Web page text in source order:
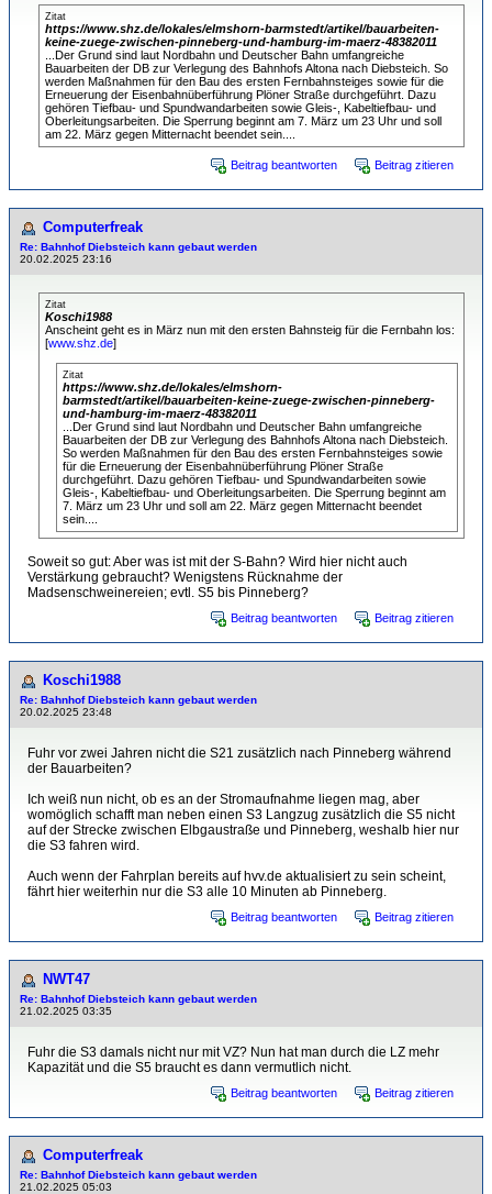
Zitat
https://www.shz.de/lokales/elmshorn-barmstedt/artikel/bauarbeiten-
keine-zuege-zwischen-pinneberg-und-hamburg-im-maerz-48382011
...Der Grund sind laut Nordbahn und Deutscher Bahn umfangreiche
Bauarbeiten der DB zur Verlegung des Bahnhofs Altona nach Diebsteich. So
werden Maßnahmen für den Bau des ersten Fernbahnsteiges sowie für die
Erneuerung der Eisenbahnüberführung Plöner Straße durchgeführt. Dazu
gehören Tiefbau- und Spundwandarbeiten sowie Gleis-, Kabeltiefbau- und
Oberleitungsarbeiten. Die Sperrung beginnt am 7. März um 23 Uhr und soll
am 22. März gegen Mitternacht beendet sein....
Beitrag beantworten Beitrag zitieren
Computerfreak
Re: Bahnhof Diebsteich kann gebaut werden
20.02.2025 23:16
Zitat
Koschi1988
Anscheint geht es in März nun mit den ersten Bahnsteig für die Fernbahn los:
[www.shz.de]
Zitat
https://www.shz.de/lokales/elmshorn-
barmstedt/artikel/bauarbeiten-keine-zuege-zwischen-pinneberg-
und-hamburg-im-maerz-48382011
...Der Grund sind laut Nordbahn und Deutscher Bahn umfangreiche
Bauarbeiten der DB zur Verlegung des Bahnhofs Altona nach Diebsteich.
So werden Maßnahmen für den Bau des ersten Fernbahnsteiges sowie
für die Erneuerung der Eisenbahnüberführung Plöner Straße
durchgeführt. Dazu gehören Tiefbau- und Spundwandarbeiten sowie
Gleis-, Kabeltiefbau- und Oberleitungsarbeiten. Die Sperrung beginnt am
7. März um 23 Uhr und soll am 22. März gegen Mitternacht beendet
sein....
Soweit so gut: Aber was ist mit der S-Bahn? Wird hier nicht auch
Verstärkung gebraucht? Wenigstens Rücknahme der
Madsenschweinereien; evtl. S5 bis Pinneberg?
Beitrag beantworten Beitrag zitieren
Koschi1988
Re: Bahnhof Diebsteich kann gebaut werden
20.02.2025 23:48
Fuhr vor zwei Jahren nicht die S21 zusätzlich nach Pinneberg während
der Bauarbeiten?
Ich weiß nun nicht, ob es an der Stromaufnahme liegen mag, aber
womöglich schafft man neben einen S3 Langzug zusätzlich die S5 nicht
auf der Strecke zwischen Elbgaustraße und Pinneberg, weshalb hier nur
die S3 fahren wird.
Auch wenn der Fahrplan bereits auf hvv.de aktualisiert zu sein scheint,
fährt hier weiterhin nur die S3 alle 10 Minuten ab Pinneberg.
Beitrag beantworten Beitrag zitieren
NWT47
Re: Bahnhof Diebsteich kann gebaut werden
21.02.2025 03:35
Fuhr die S3 damals nicht nur mit VZ? Nun hat man durch die LZ mehr
Kapazität und die S5 braucht es dann vermutlich nicht.
Beitrag beantworten Beitrag zitieren
Computerfreak
Re: Bahnhof Diebsteich kann gebaut werden
21.02.2025 05:03